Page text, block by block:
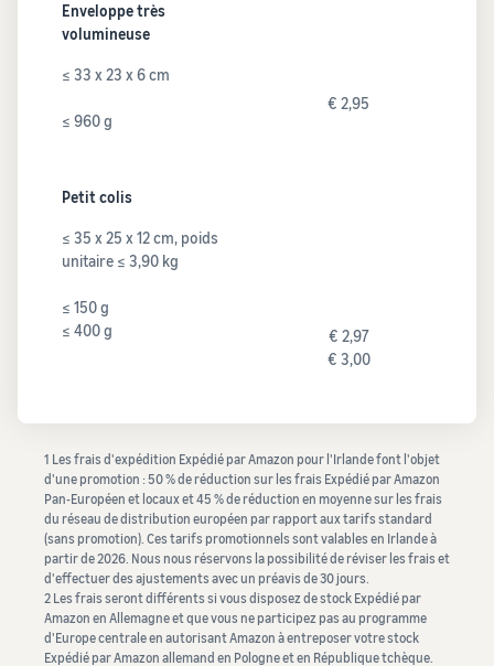
Enveloppe très
volumineuse
≤ 33 x 23 x 6 cm
≤ 960 g
€ 2,95
Petit colis
≤ 35 x 25 x 12 cm, poids
unitaire ≤ 3,90 kg
≤ 150 g
≤ 400 g
€ 2,97
€ 3,00
1 Les frais d'expédition Expédié par Amazon pour l'Irlande font l'objet
d'une promotion : 50 % de réduction sur les frais Expédié par Amazon
Pan-Européen et locaux et 45 % de réduction en moyenne sur les frais
du réseau de distribution européen par rapport aux tarifs standard
(sans promotion). Ces tarifs promotionnels sont valables en Irlande à
partir de 2026. Nous nous réservons la possibilité de réviser les frais et
d'effectuer des ajustements avec un préavis de 30 jours.
2 Les frais seront différents si vous disposez de stock Expédié par
Amazon en Allemagne et que vous ne participez pas au programme
d'Europe centrale en autorisant Amazon à entreposer votre stock
Expédié par Amazon allemand en Pologne et en République tchèque.